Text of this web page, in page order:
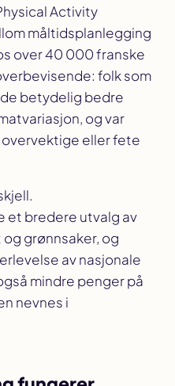
Activity
måltidsplanlegging
over 40 000 franske
folk som
betydelig bedre
og var
eller fete
et bredere utvalg av
grønnsaker, og
av nasjonale
mindre penger på
nevnes i